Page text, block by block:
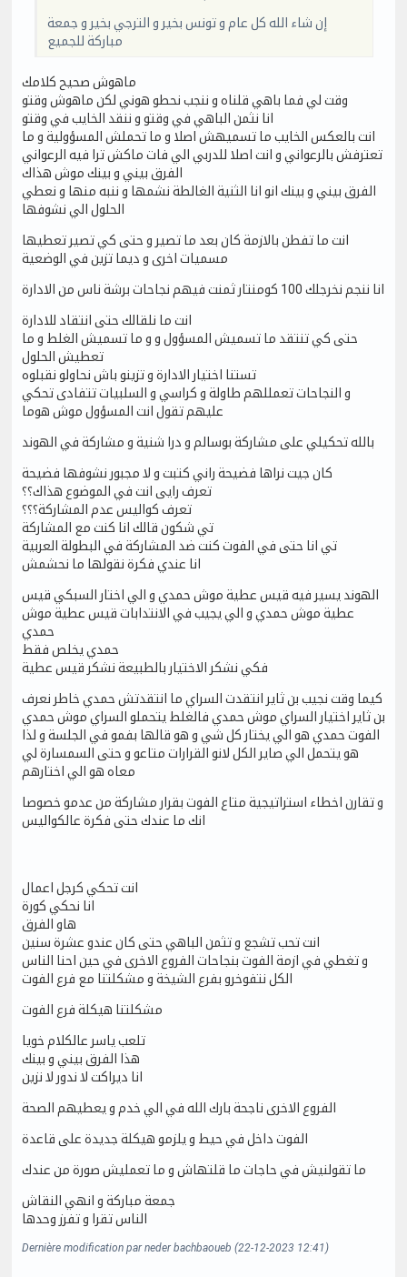
إن شاء الله كل عام و تونس بخير و الترجي بخير و جمعة
مباركة للجميع
ماهوش صحيح كلامك
وقت لي فما باهي قلناه و ننجب نحطو هوني لكن ماهوش وقتو
انا نثمن الباهي في وقتو و ننقد الخايب في وقتو
انت بالعكس الخايب ما تسميهش اصلا و ما تحملش المسؤولية و ما
تعترفش بالرعواني و انت اصلا للدربي الي فات ماكش ترا فيه الرعواني
الفرق بيني و بينك موش هذاك
الفرق بيني و بينك انو انا الثنية الغالطة نشمها و ننبه منها و نعطي
الحلول الي نشوفها
انت ما تفطن بالازمة كان بعد ما تصير و حتى كي تصير تعطيها
مسميات اخرى و ديما تزين في الوضعية
انا ننجم نخرجلك 100 كومنتار ثمنت فيهم نجاحات برشة ناس من الادارة
انت ما نلقالك حتى انتقاد للادارة
حتى كي تنتقد ما تسميش المسؤول و و ما تسميش الغلط و ما
تعطيش الحلول
تستنا اختيار الادارة و تزينو باش نحاولو نقبلوه
و النجاحات تعمللهم طاولة و كراسي و السلبيات تتفادى تحكي
عليهم تقول انت المسؤول موش هوما
بالله تحكيلي على مشاركة بوسالم و درا شنية و مشاركة في الهوند
كان جيت نراها فضيحة راني كتبت و لا مجبور نشوفها فضيحة
تعرف رايى انت في الموضوع هذاك؟؟
تعرف كواليس عدم المشاركة؟؟؟
تي شكون قالك انا كنت مع المشاركة
تي انا حتى في الفوت كنت ضد المشاركة في البطولة العربية
انا عندي فكرة نقولها ما نحشمش
الهوند يسير فيه قيس عطية موش حمدي و الي اختار السبكي قيس
عطية موش حمدي و الي يجيب في الانتدابات قيس عطية موش
حمدي
حمدي يخلص فقط
فكي نشكر الاختيار بالطبيعة نشكر قيس عطية
كيما وقت نجيب بن ثاير انتقدت السراي ما انتقدتش حمدي خاطر نعرف
بن ثاير اختيار السراي موش حمدي فالغلط يتحملو السراي موش حمدي
الفوت حمدي هو الي يختار كل شي و هو قالها بفمو في الجلسة و لذا
هو يتحمل الي صاير الكل لانو القرارات متاعو و حتى السمسارة لي
معاه هو الي اختارهم
و تقارن اخطاء استراتيجية متاع الفوت بقرار مشاركة من عدمو خصوصا
انك ما عندك حتى فكرة عالكواليس
انت تحكي كرجل اعمال
انا نحكي كورة
هاو الفرق
انت تحب تشجع و تثمن الباهي حتى كان عندو عشرة سنين
و تغطي في ازمة الفوت بنجاحات الفروع الاخرى في حين احنا الناس
الكل نتفوخرو بفرع الشيخة و مشكلتنا مع فرع الفوت
مشكلتنا هيكلة فرع الفوت
تلعب ياسر عالكلام خويا
هذا الفرق بيني و بينك
انا ديراكت لا ندور لا نزين
الفروع الاخرى ناجحة بارك الله في الي خدم و يعطيهم الصحة
الفوت داخل في حيط و يلزمو هيكلة جديدة على قاعدة
ما تقولنيش في حاجات ما قلتهاش و ما تعمليش صورة من عندك
جمعة مباركة و انهي النقاش
الناس تقرا و تفرز وحدها
Dernière modification par neder bachbaoueb (22-12-2023 12:41)